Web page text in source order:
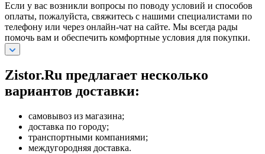
Если у вас возникли вопросы по поводу условий и способов
оплаты, пожалуйста, свяжитесь с нашими специалистами по
телефону или через онлайн-чат на сайте. Мы всегда рады
помочь вам и обеспечить комфортные условия для покупки.
Zistor.Ru предлагает несколько
вариантов доставки:
самовывоз из магазина;
доставка по городу;
транспортными компаниями;
междугородняя доставка.